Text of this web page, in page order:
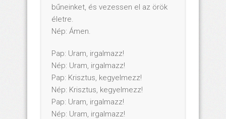
bűneinket, és vezessen el az örök
életre.
Nép: Ámen.
Pap: Uram, irgalmazz!
Nép: Uram, irgalmazz!
Pap: Krisztus, kegyelmezz!
Nép: Krisztus, kegyelmezz!
Pap: Uram, irgalmazz!
Nép: Uram, irgalmazz!